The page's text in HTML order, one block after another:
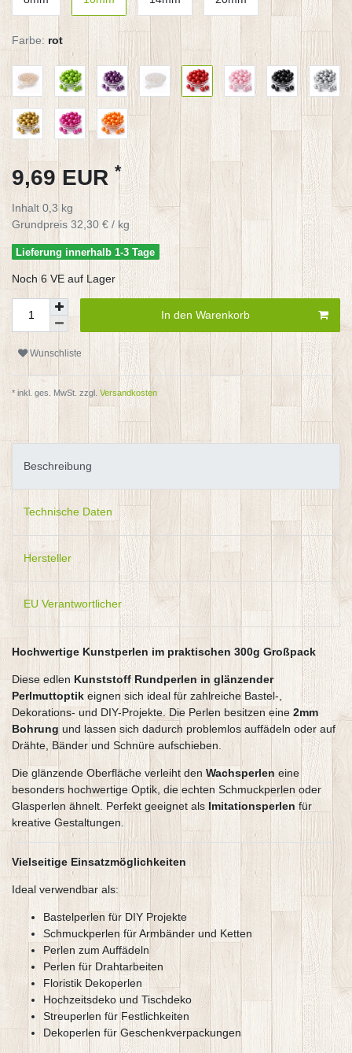
Farbe: rot
9,69 EUR *
Inhalt 0,3 kg
Grundpreis32,30 € / kg
Lieferung innerhalb 1-3 Tage
Noch 6 VE auf Lager
In den Warenkorb
Wunschliste
* inkl. ges. MwSt. zzgl. Versandkosten
Beschreibung
Technische Daten
Hersteller
EU Verantwortlicher
Hochwertige Kunstperlen im praktischen 300g Großpack
Diese edlen Kunststoff Rundperlen in glänzender
Perlmuttoptik eignen sich ideal für zahlreiche Bastel-,
Dekorations- und DIY-Projekte. Die Perlen besitzen eine 2mm
Bohrung und lassen sich dadurch problemlos auffädeln oder auf
Drähte, Bänder und Schnüre aufschieben.
Die glänzende Oberfläche verleiht den Wachsperlen eine
besonders hochwertige Optik, die echten Schmuckperlen oder
Glasperlen ähnelt. Perfekt geeignet als Imitationsperlen für
kreative Gestaltungen.
Vielseitige Einsatzmöglichkeiten
Ideal verwendbar als:
Bastelperlen für DIY Projekte
Schmuckperlen für Armbänder und Ketten
Perlen zum Auffädeln
Perlen für Drahtarbeiten
Floristik Dekoperlen
Hochzeitsdeko und Tischdeko
Streuperlen für Festlichkeiten
Dekoperlen für Geschenkverpackungen